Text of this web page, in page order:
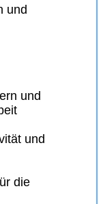
und
und
und
die